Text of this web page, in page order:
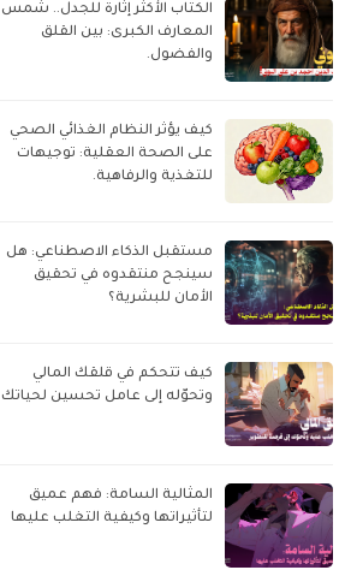
الكتاب الأكثر إثارة للجدل.. شمس
المعارف الكبرى: بين القلق
والفضول.
كيف يؤثر النظام الغذائي الصحي
على الصحة العقلية: توجيهات
للتغذية والرفاهية.
مستقبل الذكاء الاصطناعي: هل
سينجح منتقدوه في تحقيق
الأمان للبشرية؟
كيف تتحكم في قلقك المالي
وتحوّله إلى عامل تحسين لحياتك
المثالية السامة: فهم عميق
لتأثيراتها وكيفية التغلب عليها